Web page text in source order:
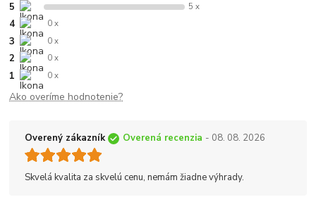
5 5 x
4 0 x
3 0 x
2 0 x
1 0 x
Ako overíme hodnotenie?
Overený zákazník Overená recenzia - 08. 08. 2026
Skvelá kvalita za skvelú cenu, nemám žiadne výhrady.